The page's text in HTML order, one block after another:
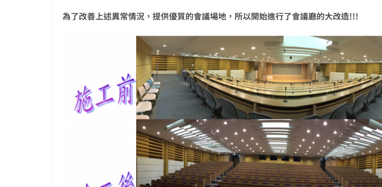
為了改善上述異常情況，提供優質的會議場地，所以開始進行了會議廳的大改造!!!